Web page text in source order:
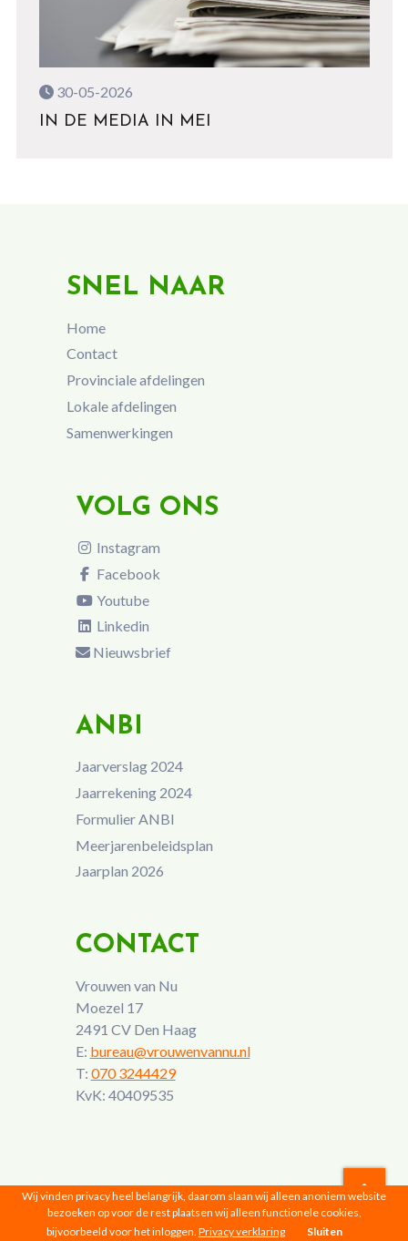
30-05-2026
IN DE MEDIA IN MEI
SNEL NAAR
Home
Contact
Provinciale afdelingen
Lokale afdelingen
Samenwerkingen
VOLG ONS
Instagram
Facebook
Youtube
Linkedin
Nieuwsbrief
ANBI
Jaarverslag 2024
Jaarrekening 2024
Formulier ANBI
Meerjarenbeleidsplan
Jaarplan 2026
CONTACT
Vrouwen van Nu
Moezel 17
2491 CV Den Haag
E: bureau@vrouwenvannu.nl
T: 070 3244429
KvK: 40409535
Vrouwen van Nu © 2026 |Privacyverklaring
Wij vinden privacy heel belangrijk, daarom slaan wij alleen anoniem website
bezoeken op voor de rest plaatsen wij alleen functionele cookies,
bijvoorbeeld voor het inloggen. Privacy verklaring Sluiten